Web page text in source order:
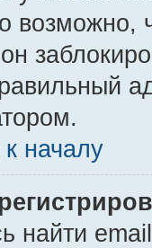
возможно,
началу
найти